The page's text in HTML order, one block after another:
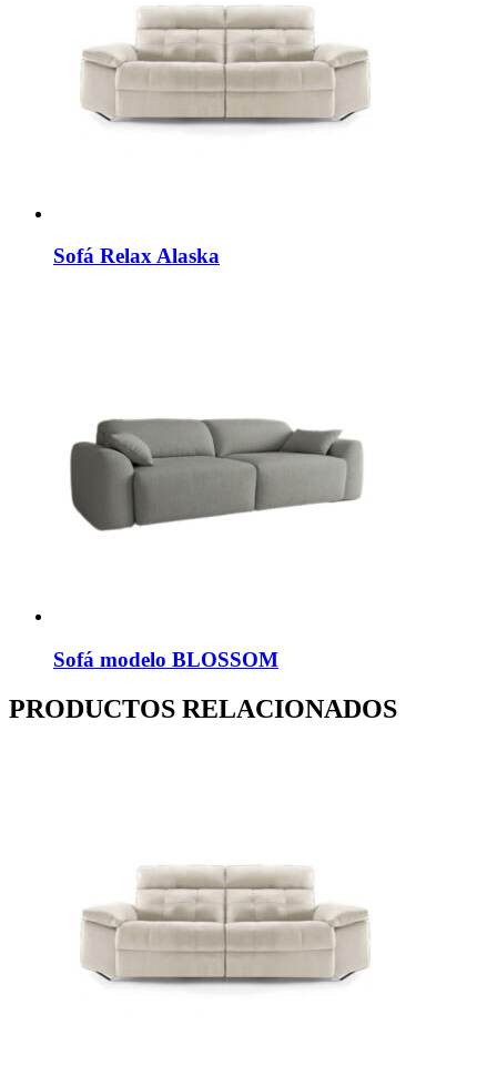
Sofá Relax Alaska
Sofá modelo BLOSSOM
PRODUCTOS RELACIONADOS